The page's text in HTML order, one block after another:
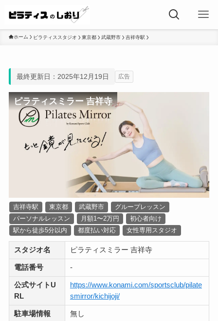
ホーム ピラティススタジオ 東京都 武蔵野市 吉祥寺駅
最終更新日：2025年12月19日 広告
ピラティスミラー 吉祥寺
吉祥寺駅 東京都 武蔵野市
グループレッスン
パーソナルレッスン
月額1〜2万円
初心者向け
駅から徒歩5分以内
都度払い対応 女性専用スタジオ
スタジオ名 ピラティスミラー 吉祥寺
電話番号 -
公式サイトU
RL
https://www.konami.com/sportsclub/pilate
smirror/kichijoji/
駐車場情報 無し